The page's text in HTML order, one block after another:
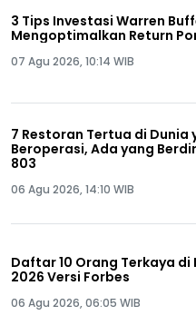
3 Tips Investasi Warren
Mengoptimalkan Return
07 Agu 2026, 10:14 WIB
7 Restoran Tertua di Dunia
Beroperasi, Ada yang
803
06 Agu 2026, 14:10 WIB
Daftar 10 Orang Terkaya di
2026 Versi Forbes
06 Agu 2026, 06:05 WIB